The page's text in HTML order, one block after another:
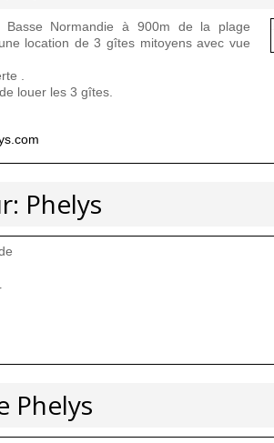
Normandie à 900m de la plage
location de 3 gîtes mitoyens avec vue
.
louer les 3 gîtes.
Phelys
Phelys